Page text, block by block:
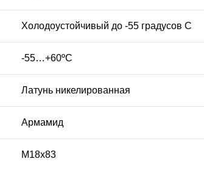
Холодоустойчивый до -55 градусов С
-55…+60ºС
Латунь никелированная
Армамид
М18х83